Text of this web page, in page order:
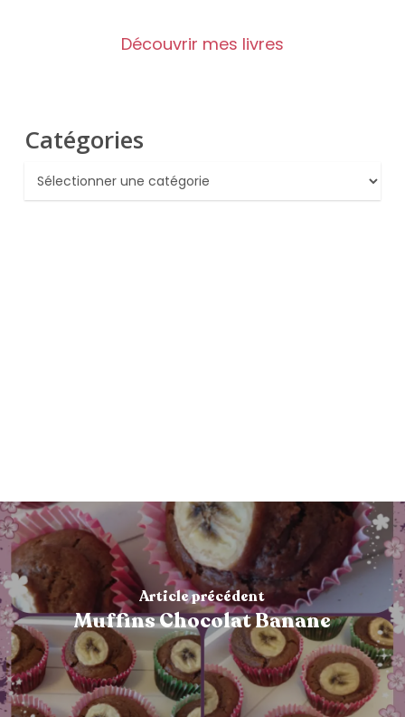
Découvrir mes livres
Catégories
Catégories
Article précédent
Muffins Chocolat Banane